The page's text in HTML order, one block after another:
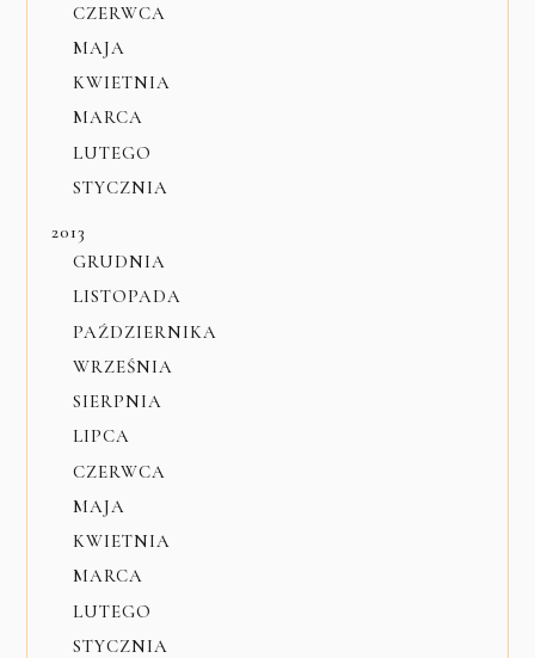
CZERWCA
MAJA
KWIETNIA
MARCA
LUTEGO
STYCZNIA
2013
GRUDNIA
LISTOPADA
PAŹDZIERNIKA
WRZEŚNIA
SIERPNIA
LIPCA
CZERWCA
MAJA
KWIETNIA
MARCA
LUTEGO
STYCZNIA